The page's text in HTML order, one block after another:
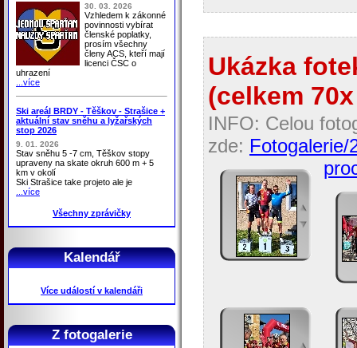
30. 03. 2026
Vzhledem k zákonné
povinnosti vybírat
členské poplatky,
prosím všechny
členy ACS, kteří mají
licenci ČSC o
uhrazení
...více
Ski areál BRDY - Těškov - Strašice +
aktuální stav sněhu a lyžařských
stop 2026
9. 01. 2026
Stav sněhu 5 -7 cm, Těškov stopy
upraveny na skate okruh 600 m + 5
km v okolí
Ski Strašice take projeto ale je
...více
Všechny zprávičky
Kalendář
Více událostí v kalendáři
Z fotogalerie
Ukázka
(celkem
INFO: Celou
zde: Fotogalerie/